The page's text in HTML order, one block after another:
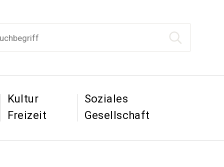
Suche starten
Kultur&
Freizeit
Soziales
Gesellschaft